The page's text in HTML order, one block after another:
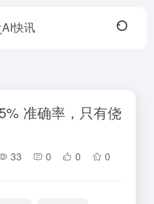
AI快讯
准确率，只有侥
33 0 0 0